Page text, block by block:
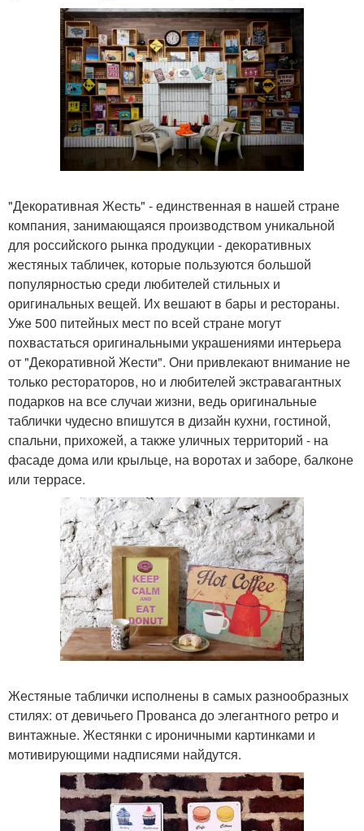
"Декоративная Жесть" - единственная в нашей стране
компания, занимающаяся производством уникальной
для российского рынка продукции - декоративных
жестяных табличек, которые пользуются большой
популярностью среди любителей стильных и
оригинальных вещей. Их вешают в бары и рестораны.
Уже 500 питейных мест по всей стране могут
похвастаться оригинальными украшениями интерьера
от "Декоративной Жести". Они привлекают внимание не
только рестораторов, но и любителей экстравагантных
подарков на все случаи жизни, ведь оригинальные
таблички чудесно впишутся в дизайн кухни, гостиной,
спальни, прихожей, а также уличных территорий - на
фасаде дома или крыльце, на воротах и заборе, балконе
или террасе.
Жестяные таблички исполнены в самых разнообразных
стилях: от девичьего Прованса до элегантного ретро и
винтажные. Жестянки с ироничными картинками и
мотивирующими надписями найдутся.